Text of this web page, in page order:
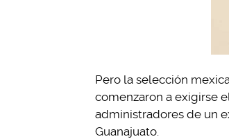
Pero la selección
comenzaron a exigirse
administradores de un
Guanajuato.